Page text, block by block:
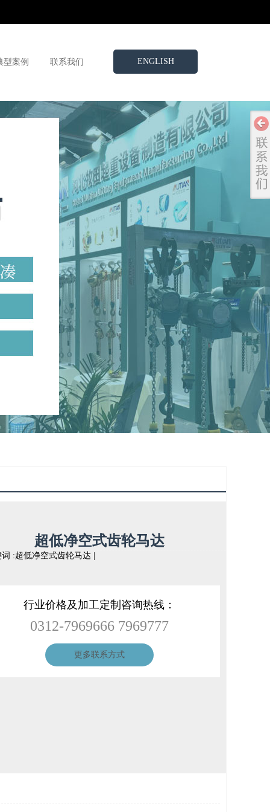
型案例 联系我们 ENGLISH
超低净空式齿轮马达
词 :超低净空式齿轮马达
行业价格及加工定制咨询热线：
0312-7969666 7969777
更多联系方式